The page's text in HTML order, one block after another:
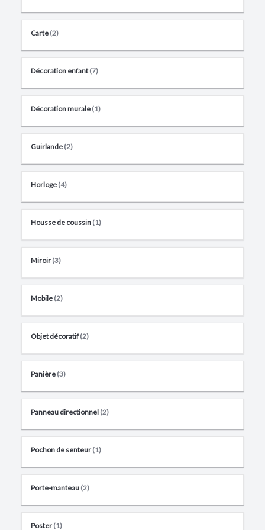
Carte (2)
Décoration enfant(7)
Décoration murale (1)
Guirlande (2)
Horloge (4)
Housse de coussin (1)
Miroir (3)
Mobile (2)
Objet décoratif(2)
Panière (3)
Panneau directionnel (2)
Pochon de senteur (1)
Porte-manteau (2)
Poster (1)